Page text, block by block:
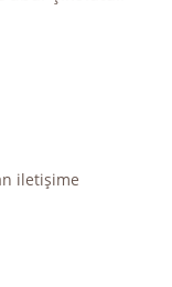
iletişime